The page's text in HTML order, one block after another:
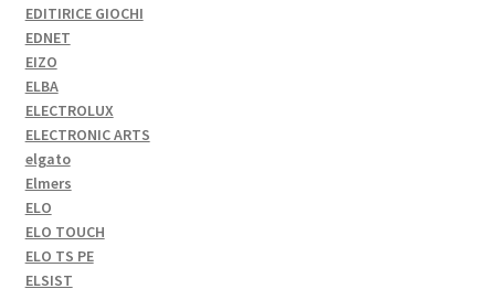
EDITIRICE GIOCHI
EDNET
EIZO
ELBA
ELECTROLUX
ELECTRONIC ARTS
elgato
Elmers
ELO
ELO TOUCH
ELO TS PE
ELSIST